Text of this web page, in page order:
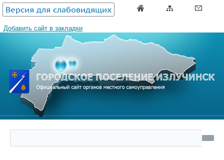
Версия для слабовидящих
Добавить сайт в закладки